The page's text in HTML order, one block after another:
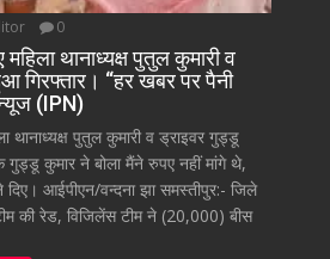
0
थानाध्यक्ष पुतुल कुमारी व
गिरफ्तार। “हर खबर पर पैनी
(IPN)
थानाध्यक्ष पुतुल कुमारी व ड्राइवर गुड्डू
गुड्डू कुमार ने बोला मैंने रुपए नहीं मांगे थे,
दिए। आईपीएन/वन्दना झा समस्तीपुर:- जिले
की रेड, विजिलेंस टीम ने (20,000) बीस